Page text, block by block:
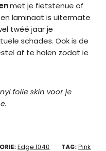
met je fietstenue of
laminaat is uitermate
twéé jaar je
schades. Ook is de
af te halen zodat ie
folie skin voor je
Edge 1040 TAG: Pink